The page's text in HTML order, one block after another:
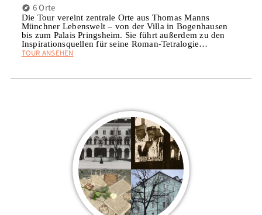
6 Orte
Die Tour vereint zentrale Orte aus Thomas Manns
Münchner Lebenswelt – von der Villa in Bogenhausen
bis zum Palais Pringsheim. Sie führt außerdem zu den
Inspirationsquellen für seine Roman-Tetralogie…
TOUR ANSEHEN